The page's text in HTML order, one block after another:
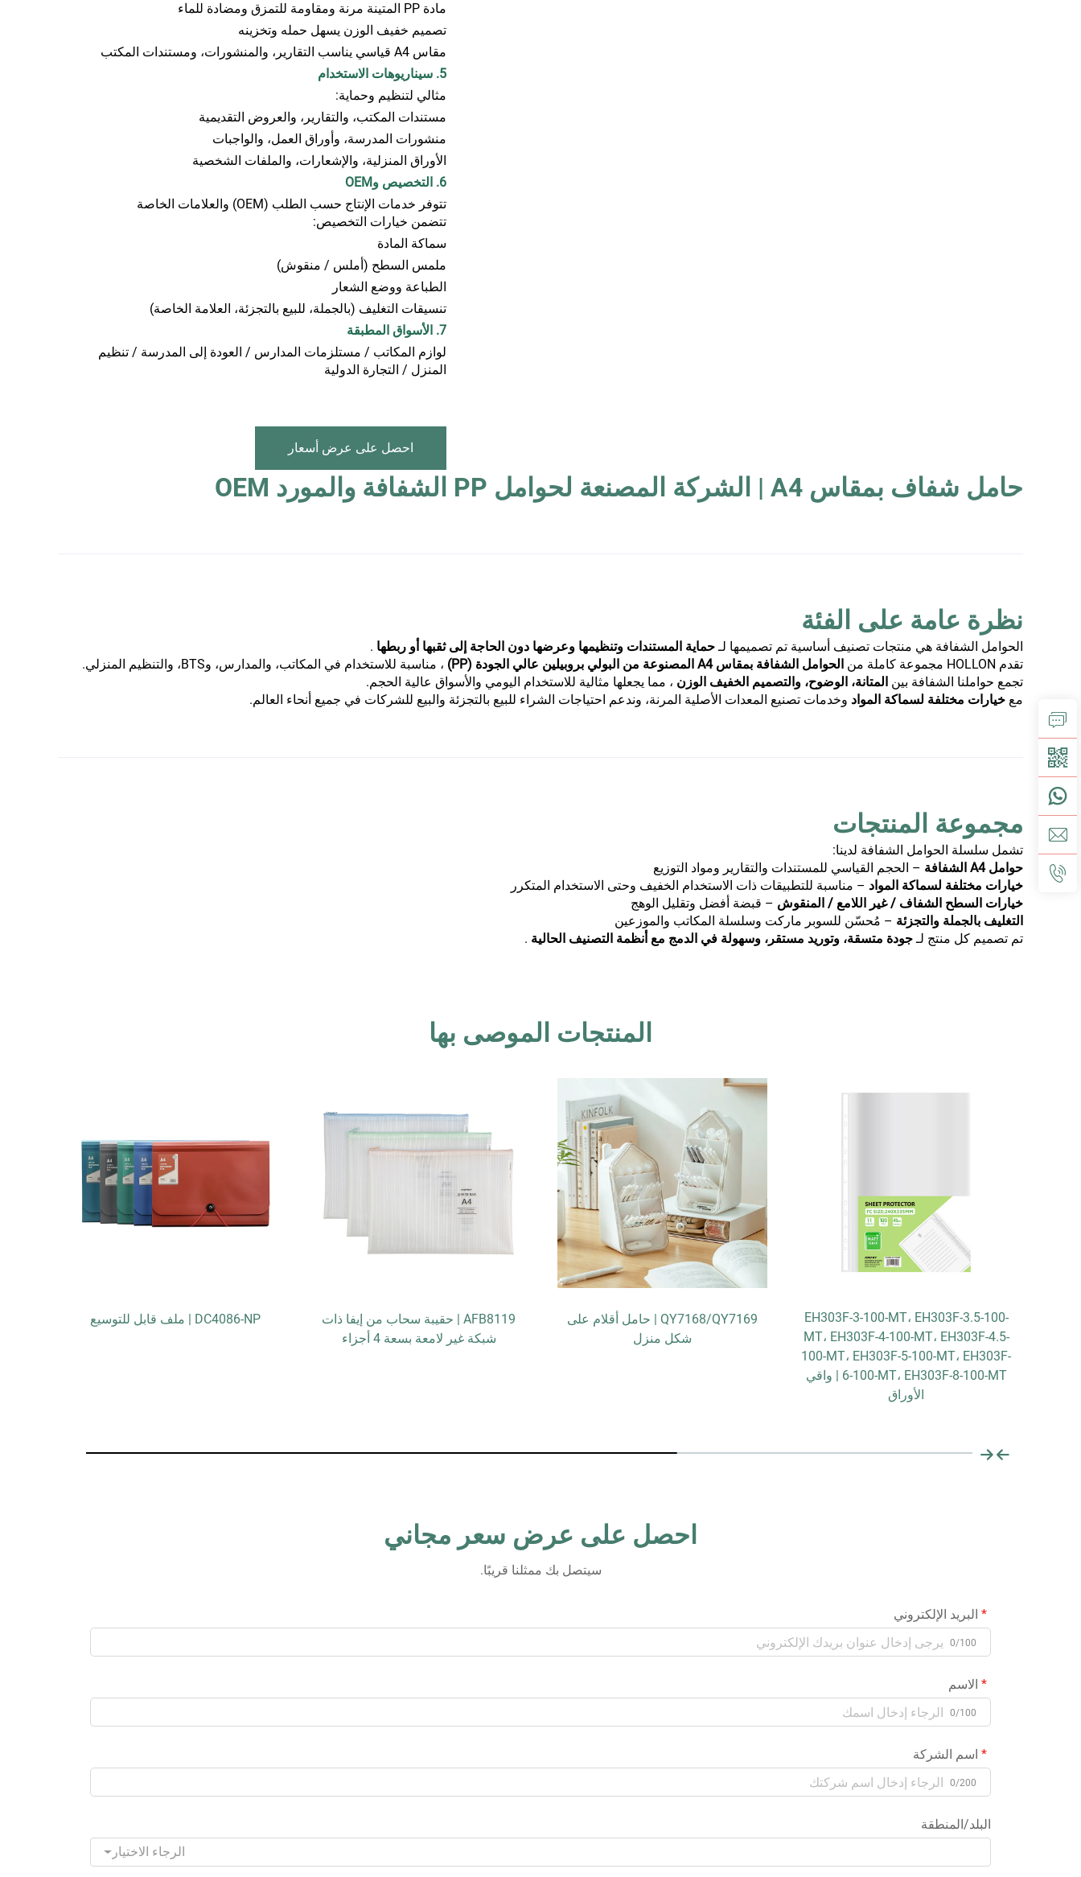
مادة PP المتينة مرنة ومقاومة للتمزق ومضادة للماء
تصميم خفيف الوزن يسهل حمله وتخزينه
مقاس A4 قياسي يناسب التقارير، والمنشورات، ومستندات المكتب
5. سيناريوهات الاستخدام
مثالي لتنظيم وحماية:
مستندات المكتب، والتقارير، والعروض التقديمية
منشورات المدرسة، وأوراق العمل، والواجبات
الأوراق المنزلية، والإشعارات، والملفات الشخصية
6. التخصيص وOEM
تتوفر خدمات الإنتاج حسب الطلب (OEM) والعلامات الخاصة
تتضمن خيارات التخصيص:
سماكة المادة
ملمس السطح (أملس / منقوش)
الطباعة ووضع الشعار
تنسيقات التغليف (بالجملة، للبيع بالتجزئة، العلامة الخاصة)
7. الأسواق المطبقة
لوازم المكاتب / مستلزمات المدارس / العودة إلى المدرسة / تنظيم
المنزل / التجارة الدولية
احصل على عرض أسعار
حامل شفاف بمقاس A4 | الشركة المصنعة لحوامل PP الشفافة والمورد OEM
نظرة عامة على الفئة
الحوامل الشفافة هي منتجات تصنيف أساسية تم تصميمها لـحماية المستندات وتنظيمها وعرضها دون الحاجة إلى ثقبها أو ربطها .
تقدم HOLLON مجموعة كاملة من
الحوامل الشفافة بمقاس A4 المصنوعة من البولي بروبيلين عالي الجودة (PP)
، مناسبة للاستخدام في المكاتب، والمدارس، وBTS، والتنظيم المنزلي.
تجمع حواملنا الشفافة بين المتانة، الوضوح، والتصميم الخفيف الوزن ، مما يجعلها مثالية للاستخدام اليومي والأسواق عالية الحجم.
مع خيارات مختلفة لسماكة المواد وخدمات تصنيع المعدات الأصلية المرنة، وندعم احتياجات الشراء للبيع بالتجزئة والبيع للشركات في جميع أنحاء العالم.
مجموعة المنتجات
تشمل سلسلة الحوامل الشفافة لدينا:
حوامل A4 الشفافة
– الحجم القياسي للمستندات والتقارير ومواد التوزيع
خيارات مختلفة لسماكة المواد – مناسبة للتطبيقات ذات الاستخدام الخفيف وحتى الاستخدام المتكرر
خيارات السطح الشفاف / غير اللامع / المنقوش – قبضة أفضل وتقليل الوهج
التغليف بالجملة والتجزئة – مُحسّن للسوبر ماركت وسلسلة المكاتب والموزعين
تم تصميم كل منتج لـجودة متسقة، وتوريد مستقر، وسهولة في الدمج مع أنظمة التصنيف الحالية .
المنتجات الموصى بها
EH303F-3-100-MT، EH303F-3.5-100-
MT، EH303F-4-100-MT، EH303F-4.5-
100-MT، EH303F-5-100-MT، EH303F-
6-100-MT، EH303F-8-100-MT | واقي
الأوراق
QY7168/QY7169 | حامل أقلام على
شكل منزل
AFB8119 | حقيبة سحاب من إيفا ذات
شبكة غير لامعة بسعة 4 أجزاء
DC4086-NP | ملف قابل للتوسيع
احصل على عرض سعر مجاني
سيتصل بك ممثلنا قريبًا.
البريد الإلكتروني
0/100
الاسم
0/100
اسم الشركة
0/200
البلد/المنطقة
الرجاء الاختيار